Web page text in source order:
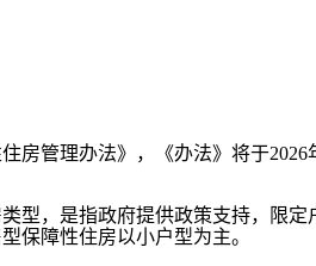
房管理办法》，《办法》将于
，是指政府提供政策支持，限定
保障性住房以小户型为主。